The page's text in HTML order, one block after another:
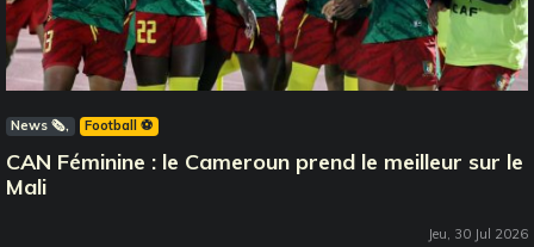
News 🗞️ Football ⚽️
CAN Féminine : le Cameroun prend le meilleur sur le
Mali
Jeu, 30 Jul 2026